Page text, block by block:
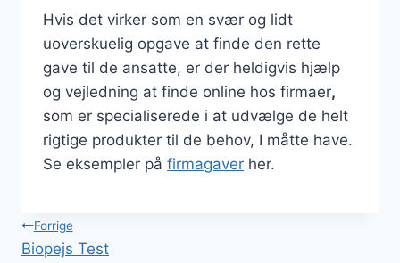
Hvis det virker som en svær og lidt
uoverskuelig opgave at finde den rette
gave til de ansatte, er der heldigvis hjælp
og vejledning at finde online hos firmaer,
som er specialiserede i at udvælge de helt
rigtige produkter til de behov, I måtte have.
Se eksempler på firmagaver her.
Indlægsnavigation
Forrige
Biopejs Test